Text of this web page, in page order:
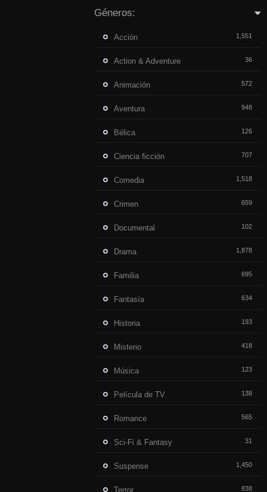
Géneros:
Acción 1,551
Action & Adventure 36
Animación 572
Aventura 948
Bélica 126
Ciencia ficción 707
Comedia 1,518
Crimen 659
Documental 102
Drama 1,878
Familia 695
Fantasía 634
Historia 193
Misterio 418
Música 123
Película de TV 138
Romance 565
Sci-Fi & Fantasy 31
Suspense 1,450
Terror 838